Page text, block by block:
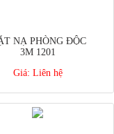
NẠ PHÒNG ĐỘC
3M 1201
Giá: Liên hệ